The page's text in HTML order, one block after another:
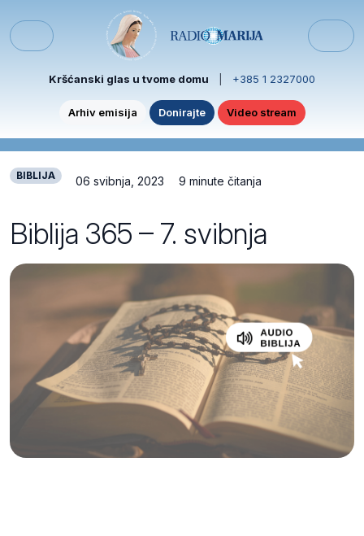
Menu
Kršćanski glas u tvome domu +385 1 2327000
Arhiv emisija Donirajte Video stream
BIBLIJA 06 svibnja, 2023 9 minute čitanja
Biblija 365 – 7. svibnja